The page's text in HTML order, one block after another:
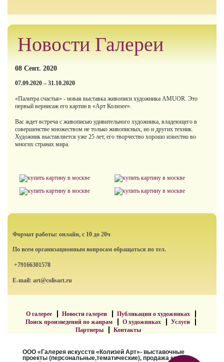
Новости Галереи
08 Сент. 2020
07.09.2020 – 31.10.2020
«Палитра счастья» - новая выставка живописи художника AMUOR. Это
первый вернисаж его картин в «Арт Колизее».
Вас ждет встреча с живописью удивительного художника, владеющего в
совершенстве множеством не только живописных, но и других техник.
Художник выставляется уже 25 лет, его творчество хорошо известно во
многих странах мира.
Формат работы: онлайн, с 10 до 20ч
По всем организационным вопросам обращаться по тел.
+79166301578
E-mail: art@colisart.ru
О галерее Новости галереи
Публикации о художниках
Поиск произведений по жанрам
О художниках
Услуги
Партнеры
Контакты
ООО «Галерея искусств «Колизей Арт»- выставочные
проекты (персональные,тематические), продажа картин,